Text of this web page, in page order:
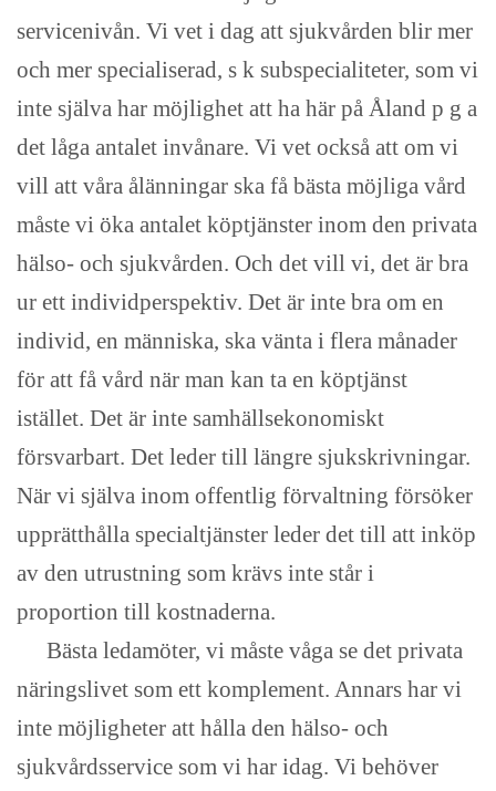
servicenivån. Vi vet i dag att sjukvården blir mer
och mer specialiserad, s k subspecialiteter, som vi
inte själva har möjlighet att ha här på Åland p g a
det låga antalet invånare. Vi vet också att om vi
vill att våra ålänningar ska få bästa möjliga vård
måste vi öka antalet köptjänster inom den privata
hälso- och sjukvården. Och det vill vi, det är bra
ur ett individperspektiv. Det är inte bra om en
individ, en människa, ska vänta i flera månader
för att få vård när man kan ta en köptjänst
istället. Det är inte samhällsekonomiskt
försvarbart. Det leder till längre sjukskrivningar.
När vi själva inom offentlig förvaltning försöker
upprätthålla specialtjänster leder det till att inköp
av den utrustning som krävs inte står i
proportion till kostnaderna.
Bästa ledamöter, vi måste våga se det privata
näringslivet som ett komplement. Annars har vi
inte möjligheter att hålla den hälso- och
sjukvårdsservice som vi har idag. Vi behöver